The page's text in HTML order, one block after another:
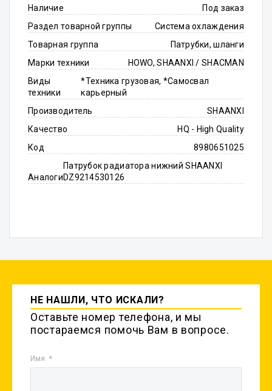
Наличие
Под заказ
Раздел товарной группы
Система охлаждения
Товарная группа
Патрубки, шланги
Марки техники
HOWO, SHAANXI / SHACMAN
Виды
техники
*Техника грузовая, *Самосвал
карьерный
Производитель
SHAANXI
Качество
HQ - High Quality
Код
8980651025
Аналоги
Патрубок радиатора нижний SHAANXI
DZ9214530126
НЕ НАШЛИ, ЧТО ИСКАЛИ?
Оставьте номер телефона, и мы
постараемся помочь Вам в вопросе.
Имя